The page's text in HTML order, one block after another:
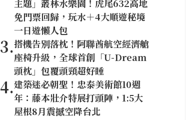
主題」叢林水樂園！虎尾632高地
免門票回歸，玩水＋4大順遊秘境
一日遊懶人包
3.搭機告別落枕！阿聯酋航空經濟艙
座椅升級，全球首創「U-Dream
頭枕」包覆頭頸超好睡
4.建築迷必朝聖！忠泰美術館10週
年：藤本壯介特展打頭陣，1:5大
屋根8月震撼空降台北